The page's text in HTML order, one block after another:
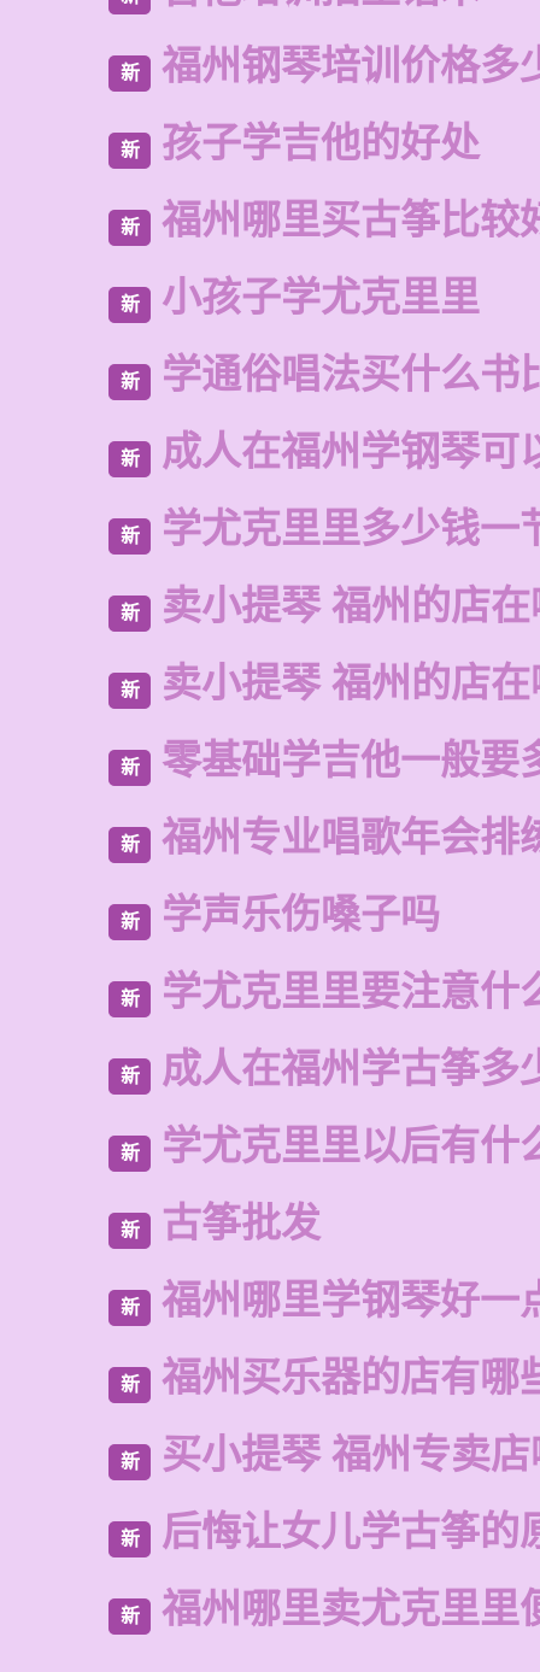
新 福州钢琴培训价格多
新 孩子学吉他的好处
新 福州哪里买古筝比较
新 小孩子学尤克里里
新 学通俗唱法买什么书
新 成人在福州学钢琴可
新 学尤克里里多少钱一
新 卖小提琴 福州的店
新 卖小提琴 福州的店
新 零基础学吉他一般要
新 福州专业唱歌年会排
新 学声乐伤嗓子吗
新 学尤克里里要注意什
新 成人在福州学古筝多
新 学尤克里里以后有什
新 古筝批发
新 福州哪里学钢琴好一
新 福州买乐器的店有哪
新 买小提琴 福州专卖
新 后悔让女儿学古筝的
新 福州哪里卖尤克里里